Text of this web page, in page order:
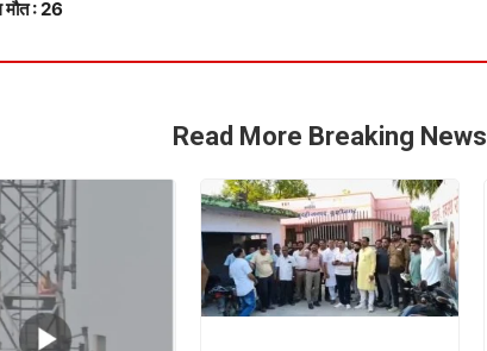
मौत : 26
Read More Breaking News